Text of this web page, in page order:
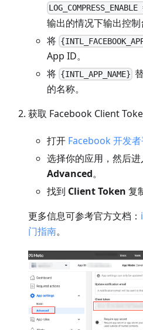
输出的情况下输出控制
将
App ID。
将 {INTL_APP_NAME}
的名称。
获取 Facebook Client
打开 Facebook 开发者
选择你的应用，然后进
Advanced。
找到 Client Token 复
更多信息可参考官方文档：
门指南。